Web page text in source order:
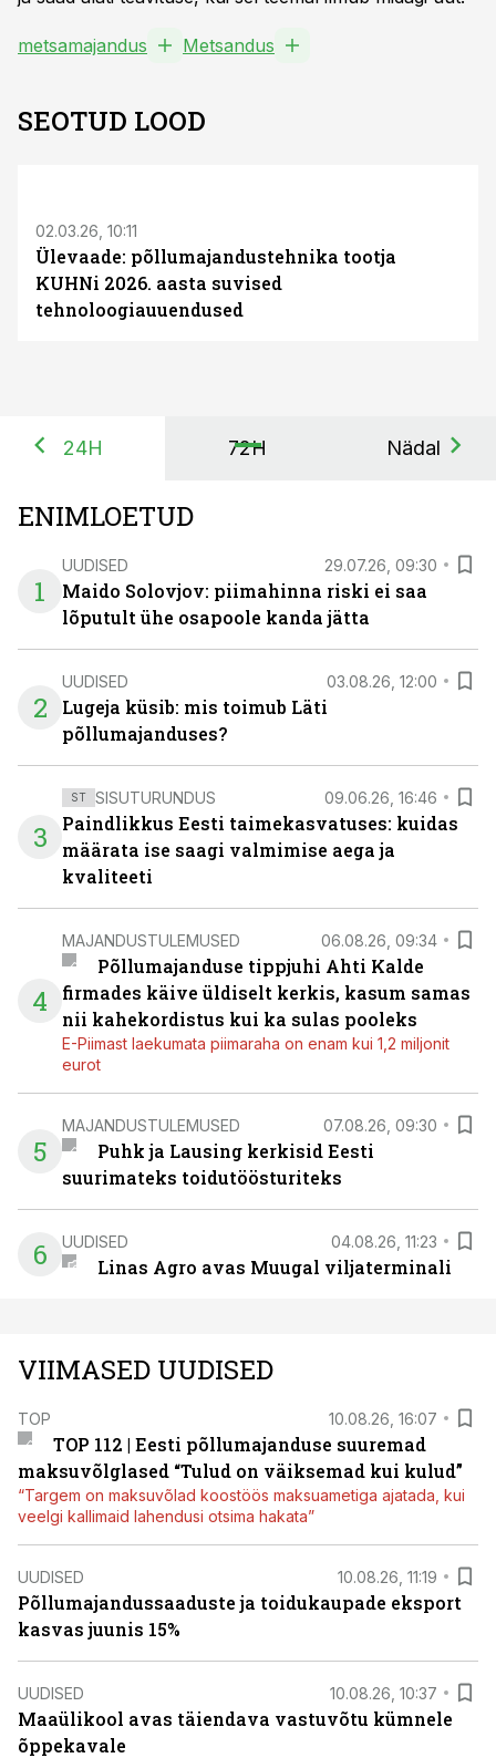
metsamajandus Metsandus
SEOTUD LOOD
02.03.26, 10:11
Ülevaade: põllumajandustehnika tootja
KUHNi 2026. aasta suvised
tehnoloogiauuendused
24H 72H Nädal
ENIMLOETUD
1
UUDISED 29.07.26, 09:30
Maido Solovjov: piimahinna riski ei saa
lõputult ühe osapoole kanda jätta
2
UUDISED 03.08.26, 12:00
Lugeja küsib: mis toimub Läti
põllumajanduses?
3
ST SISUTURUNDUS 09.06.26, 16:46
Paindlikkus Eesti taimekasvatuses: kuidas
määrata ise saagi valmimise aega ja
kvaliteeti
4
MAJANDUSTULEMUSED 06.08.26, 09:34
Põllumajanduse tippjuhi Ahti Kalde
firmades käive üldiselt kerkis, kasum samas
nii kahekordistus kui ka sulas pooleks
E-Piimast laekumata piimaraha on enam kui 1,2 miljonit
eurot
5
MAJANDUSTULEMUSED 07.08.26, 09:30
Puhk ja Lausing kerkisid Eesti
suurimateks toidutöösturiteks
6 UUDISED 04.08.26, 11:23
Linas Agro avas Muugal viljaterminali
VIIMASED UUDISED
TOP 10.08.26, 16:07
TOP 112 | Eesti põllumajanduse suuremad
maksuvõlglased “Tulud on väiksemad kui kulud”
“Targem on maksuvõlad koostöös maksuametiga ajatada, kui
veelgi kallimaid lahendusi otsima hakata”
UUDISED 10.08.26, 11:19
Põllumajandussaaduste ja toidukaupade eksport
kasvas juunis 15%
UUDISED 10.08.26, 10:37
Maaülikool avas täiendava vastuvõtu kümnele
õppekavale